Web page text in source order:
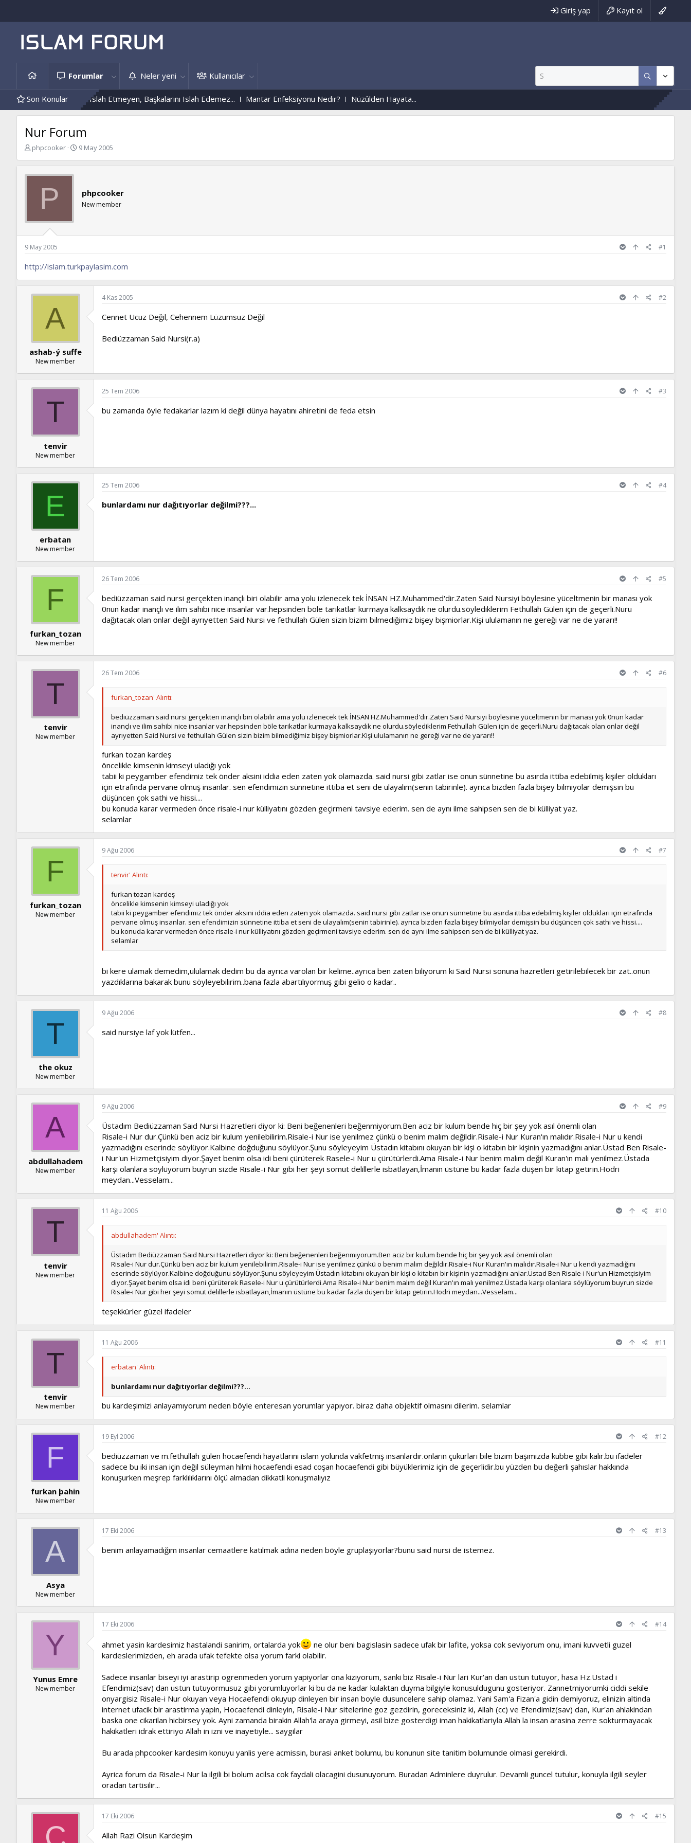
Giriş yap Kayıt ol
Forumlar Neler yeni Kullanıcılar
Son Konular
Kendini Islah Etmeyen, Başkalarını Islah Edemez... Mantar Enfeksiyonu Nedir? Nüzûlden Hayata...
Nur Forum
K
b
a
a
a
phpcooker
B
h
9 May 2005
P phpcooker
New member
9 May 2005 #1
http://islam.turkpaylasim.com
A
ashab-ý suffe
New member
4 Kas 2005 #2
Cennet Ucuz Değil, Cehennem Lüzumsuz Değil
Bediüzzaman Said Nursi(r.a)
T
tenvir
New member
25 Tem 2006 #3
bu zamanda öyle fedakarlar lazım ki değil dünya hayatını ahiretini de feda etsin
E
erbatan
New member
25 Tem 2006 #4
bunlardamı nur dağıtıyorlar değilmi???...
F
furkan_tozan
New member
26 Tem 2006 #5
bediüzzaman said nursi gerçekten inançlı biri olabilir ama yolu izlenecek tek İNSAN HZ.Muhammed'dir.Zaten Said Nursiyi böylesine yüceltmenin bir manası yok
0nun kadar inançlı ve ilim sahibi nice insanlar var.hepsinden böle tarikatlar kurmaya kalksaydık ne olurdu.söylediklerim Fethullah Gülen için de geçerli.Nuru
dağıtacak olan onlar değil ayrıyetten Said Nursi ve fethullah Gülen sizin bizim bilmediğimiz bişey bişmiorlar.Kişi ululamanın ne gereği var ne de yararı!!
T
tenvir
New member
26 Tem 2006 #6
furkan_tozan' Alıntı:
bediüzzaman said nursi gerçekten inançlı biri olabilir ama yolu izlenecek tek İNSAN HZ.Muhammed'dir.Zaten Said Nursiyi böylesine yüceltmenin bir manası yok 0nun kadar
inançlı ve ilim sahibi nice insanlar var.hepsinden böle tarikatlar kurmaya kalksaydık ne olurdu.söylediklerim Fethullah Gülen için de geçerli.Nuru dağıtacak olan onlar değil
ayrıyetten Said Nursi ve fethullah Gülen sizin bizim bilmediğimiz bişey bişmiorlar.Kişi ululamanın ne gereği var ne de yararı!!
furkan tozan kardeş
öncelikle kimsenin kimseyi uladığı yok
tabii ki peygamber efendimiz tek önder aksini iddia eden zaten yok olamazda. said nursi gibi zatlar ise onun sünnetine bu asırda ittiba edebilmiş kişiler oldukları
için etrafında pervane olmuş insanlar. sen efendimizin sünnetine ittiba et seni de ulayalım(senin tabirinle). ayrıca bizden fazla bişey bilmiyolar demişsin bu
düşüncen çok sathi ve hissi....
bu konuda karar vermeden önce risale-i nur külliyatını gözden geçirmeni tavsiye ederim. sen de aynı ilme sahipsen sen de bi külliyat yaz.
selamlar
F
furkan_tozan
New member
9 Ağu 2006 #7
tenvir' Alıntı:
furkan tozan kardeş
öncelikle kimsenin kimseyi uladığı yok
tabii ki peygamber efendimiz tek önder aksini iddia eden zaten yok olamazda. said nursi gibi zatlar ise onun sünnetine bu asırda ittiba edebilmiş kişiler oldukları için etrafında
pervane olmuş insanlar. sen efendimizin sünnetine ittiba et seni de ulayalım(senin tabirinle). ayrıca bizden fazla bişey bilmiyolar demişsin bu düşüncen çok sathi ve hissi....
bu konuda karar vermeden önce risale-i nur külliyatını gözden geçirmeni tavsiye ederim. sen de aynı ilme sahipsen sen de bi külliyat yaz.
selamlar
bi kere ulamak demedim,ululamak dedim bu da ayrıca varolan bir kelime..ayrıca ben zaten biliyorum ki Said Nursi sonuna hazretleri getirilebilecek bir zat..onun
yazdıklarına bakarak bunu söyleyebilirim..bana fazla abartılıyormuş gibi gelio o kadar..
T
the okuz
New member
9 Ağu 2006 #8
said nursiye laf yok lütfen...
A
abdullahadem
New member
9 Ağu 2006 #9
Üstadım Bediüzzaman Said Nursi Hazretleri diyor ki: Beni beğenenleri beğenmiyorum.Ben aciz bir kulum bende hiç bir şey yok asıl önemli olan
Risale-i Nur dur.Çünkü ben aciz bir kulum yenilebilirim.Risale-i Nur ise yenilmez çünkü o benim malım değildir.Risale-i Nur Kuran'ın malıdır.Risale-i Nur u kendi
yazmadığını eserinde söylüyor.Kalbine doğduğunu söylüyor.Şunu söyleyeyim Üstadın kitabını okuyan bir kişi o kitabın bir kişinin yazmadığını anlar.Üstad Ben Risale-
i Nur'un Hizmetçisiyim diyor.Şayet benim olsa idi beni çürüterek Rasele-i Nur u çürütürlerdi.Ama Risale-i Nur benim malım değil Kuran'ın malı yenilmez.Üstada
karşı olanlara söylüyorum buyrun sizde Risale-i Nur gibi her şeyi somut delillerle isbatlayan,İmanın üstüne bu kadar fazla düşen bir kitap getirin.Hodri
meydan...Vesselam...
T
tenvir
New member
11 Ağu 2006 #10
abdullahadem' Alıntı:
Üstadım Bediüzzaman Said Nursi Hazretleri diyor ki: Beni beğenenleri beğenmiyorum.Ben aciz bir kulum bende hiç bir şey yok asıl önemli olan
Risale-i Nur dur.Çünkü ben aciz bir kulum yenilebilirim.Risale-i Nur ise yenilmez çünkü o benim malım değildir.Risale-i Nur Kuran'ın malıdır.Risale-i Nur u kendi yazmadığını
eserinde söylüyor.Kalbine doğduğunu söylüyor.Şunu söyleyeyim Üstadın kitabını okuyan bir kişi o kitabın bir kişinin yazmadığını anlar.Üstad Ben Risale-i Nur'un Hizmetçisiyim
diyor.Şayet benim olsa idi beni çürüterek Rasele-i Nur u çürütürlerdi.Ama Risale-i Nur benim malım değil Kuran'ın malı yenilmez.Üstada karşı olanlara söylüyorum buyrun sizde
Risale-i Nur gibi her şeyi somut delillerle isbatlayan,İmanın üstüne bu kadar fazla düşen bir kitap getirin.Hodri meydan...Vesselam...
teşekkürler güzel ifadeler
T
tenvir
New member
11 Ağu 2006 #11
erbatan' Alıntı:
bunlardamı nur dağıtıyorlar değilmi???...
bu kardeşimizi anlayamıyorum neden böyle enteresan yorumlar yapıyor. biraz daha objektif olmasını dilerim. selamlar
F
furkan þahin
New member
19 Eyl 2006 #12
bediüzzaman ve m.fethullah gülen hocaefendi hayatlarını islam yolunda vakfetmiş insanlardır.onların çukurları bile bizim başımızda kubbe gibi kalır.bu ifadeler
sadece bu iki insan için değil süleyman hilmi hocaefendi esad coşan hocaefendi gibi büyüklerimiz için de geçerlidir.bu yüzden bu değerli şahıslar hakkında
konuşurken meşrep farklılıklarını ölçü almadan dikkatli konuşmalıyız
A
Asya
New member
17 Eki 2006 #13
benim anlayamadığım insanlar cemaatlere katılmak adına neden böyle gruplaşıyorlar?bunu said nursi de istemez.
Y
Yunus Emre
New member
17 Eki 2006 #14
ahmet yasin kardesimiz hastalandi sanirim, ortalarda yok
ne olur beni bagislasin sadece ufak bir lafite, yoksa cok seviyorum onu, imani kuvvetli guzel
kardeslerimizden, eh arada ufak tefekte olsa yorum farki olabilir.
Sadece insanlar biseyi iyi arastirip ogrenmeden yorum yapiyorlar ona kiziyorum, sanki biz Risale-i Nur lari Kur'an dan ustun tutuyor, hasa Hz.Ustad i
Efendimiz(sav) dan ustun tutuyormusuz gibi yorumluyorlar ki bu da ne kadar kulaktan duyma bilgiyle konusuldugunu gosteriyor. Zannetmiyorumki ciddi sekile
onyargisiz Risale-i Nur okuyan veya Hocaefendi okuyup dinleyen bir insan boyle dusuncelere sahip olamaz. Yani Sam'a Fizan'a gidin demiyoruz, elinizin altinda
internet ufacik bir arastirma yapin, Hocaefendi dinleyin, Risale-i Nur sitelerine goz gezdirin, goreceksiniz ki, Allah (cc) ve Efendimiz(sav) dan, Kur'an ahlakindan
baska one cikarilan hicbirsey yok. Ayni zamanda birakin Allah'la araya girmeyi, asil bize gosterdigi iman hakikatlariyla Allah la insan arasina zerre sokturmayacak
hakikatleri idrak ettiriyo Allah in izni ve inayetiyle... saygilar
Bu arada phpcooker kardesim konuyu yanlis yere acmissin, burasi anket bolumu, bu konunun site tanitim bolumunde olmasi gerekirdi.
Ayrica forum da Risale-i Nur la ilgili bi bolum acilsa cok faydali olacagini dusunuyorum. Buradan Adminlere duyrulur. Devamli guncel tutulur, konuyla ilgili seyler
oradan tartisilir...
17 Eki 2006 #15
Allah Razi Olsun Kardeşim